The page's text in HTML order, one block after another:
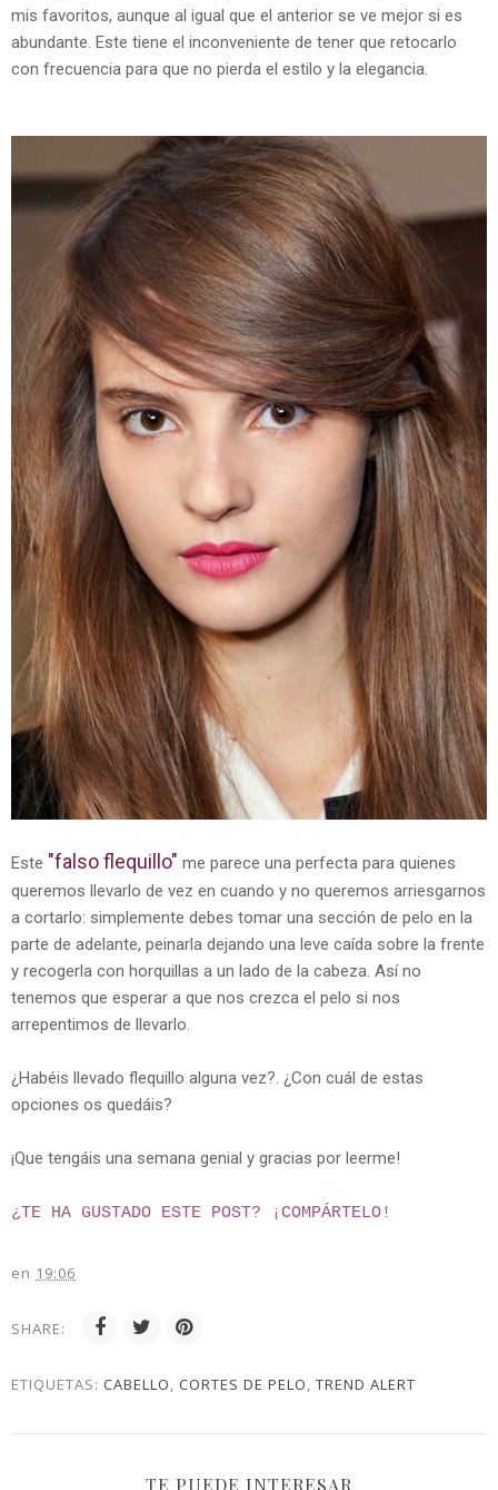
mis favoritos, aunque al igual que el anterior se ve mejor si es
abundante. Este tiene el inconveniente de tener que retocarlo
con frecuencia para que no pierda el estilo y la elegancia.
Este "falso flequillo" me parece una perfecta para quienes
queremos llevarlo de vez en cuando y no queremos arriesgarnos
a cortarlo: simplemente debes tomar una sección de pelo en la
parte de adelante, peinarla dejando una leve caída sobre la frente
y recogerla con horquillas a un lado de la cabeza. Así no
tenemos que esperar a que nos crezca el pelo si nos
arrepentimos de llevarlo.
¿Habéis llevado flequillo alguna vez?. ¿Con cuál de estas
opciones os quedáis?
¡Que tengáis una semana genial y gracias por leerme!
¿TE HA GUSTADO ESTE POST? ¡COMPÁRTELO!
en 19:06
SHARE:
ETIQUETAS: CABELLO, CORTES DE PELO, TREND ALERT